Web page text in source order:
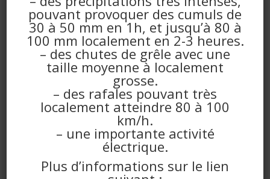
DÉTAILS
Date :
mercredi 12 janvier
2022
Heure :
14:30 à 16:00
ORGANISATEUR
Foyer Rural
E-mail
foyer.rural.pomper@
gmail.com
pouvant provoquer des cumuls de
30 à 50 mm en 1h, et jusqu’à 80 à
100 mm localement en 2-3 heures.
– des chutes de grêle avec une
taille moyenne à localement
grosse.
– des rafales pouvant très
localement atteindre 80 à 100
km/h.
– une importante activité
électrique.
Plus d’informations sur le lien